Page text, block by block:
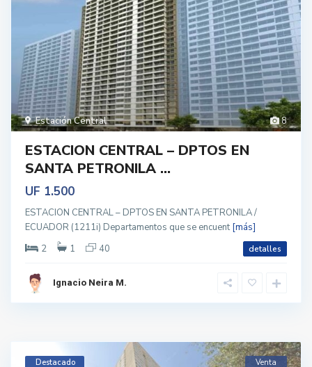
8
Estación Central
ESTACION CENTRAL – DPTOS EN
SANTA PETRONILA ...
UF 1.500
ESTACION CENTRAL – DPTOS EN SANTA PETRONILA /
ECUADOR (1211i) Departamentos que se encuent [más]
2
1 40 detalles
Ignacio Neira M.
Destacado Venta